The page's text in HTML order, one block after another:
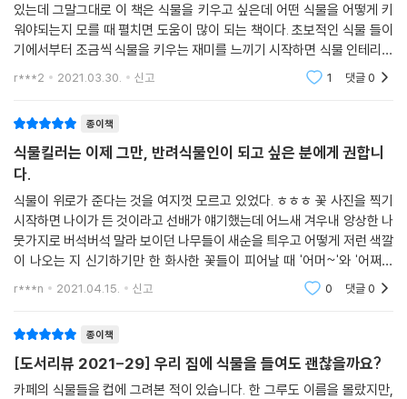
제3장 _ 알아두어야 할 기초 지식
물주기의 기본
식물을 잘 키우는 일상 속 관리법
여름철에 주의할 점
겨울철에 주의할 점
식물을 두고 집을 비워야 한다면
비료를 주고 싶다면
분갈이의 기본
분갈이 순서
수형을 정리한다
제작협력
에서 소개하는 식물 중 내 라이프스타일과 집안 환경에 맞는 식물이 최소
하나쯤은 있을 테니, 한번 반려식물로 들여보는 것은 어떨까?
있는데 그말그대로 이 책은 식물을 키우고 싶은데 어떤 식물을 어떻게 키
워야되는지 모를 때 펼치면 도움이 많이 되는 책이다. 초보적인 식물 들이
기에서부터 조금씩 식물을 키우는 재미를 느끼기 시작하면 식물 인테리어
를 생각하게 되고 반려식물이라는 개념에까지 이르게 될 것 같다. 무엇보
r***2 2021.03.30. 신고 1 댓글0
종이책
식물킬러는 이제 그만, 반려식물인이 되고 싶은 분에게 권합니
다.
식물이 위로가 준다는 것을 여지껏 모르고 있었다. ㅎㅎㅎ 꽃 사진을 찍기
시작하면 나이가 든 것이라고 선배가 얘기했는데 어느새 겨우내 앙상한 나
뭇가지로 버석버석 말라 보이던 나무들이 새순을 틔우고 어떻게 저런 색깔
이 나오는 지 신기하기만 한 화사한 꽃들이 피어날 때 '어머~'와 '어쩌면
~'을 반복적으로 섞어가며 감탄하고 사진 찍기에 바쁘다. 매년 봐온 광경
r***n 2021.04.15. 신고 0 댓글0
종이책
[도서리뷰 2021-29] 우리 집에 식물을 들여도 괜찮을까요?
카페의 식물들을 컵에 그려본 적이 있습니다. 한 그루도 이름을 몰랐지만,